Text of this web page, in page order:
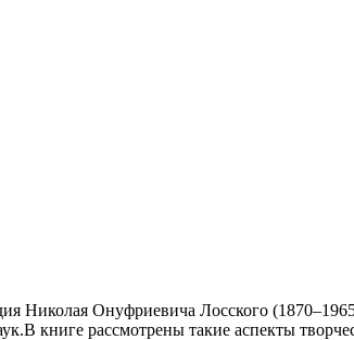
Николая Онуфриевича Лосского
книге рассмотрены такие аспекты